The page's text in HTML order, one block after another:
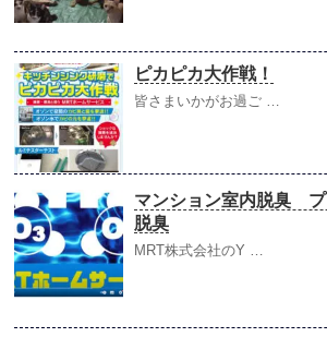
ピカピカ大作戦！
皆さまいかがお過ご …
マンション室内脱臭
脱臭
MRT株式会社のY …